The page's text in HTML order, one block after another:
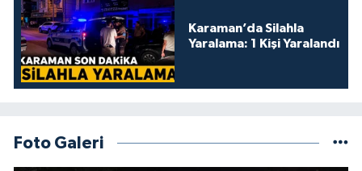
Karaman’da Silahla
Yaralama: 1 Kişi Yaralandı
Foto Galeri